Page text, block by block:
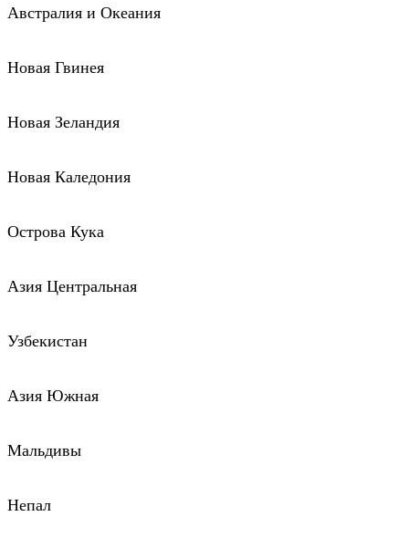
Австралия и Океания
Новая Гвинея
Новая Зеландия
Новая Каледония
Острова Кука
Азия Центральная
Узбекистан
Азия Южная
Мальдивы
Непал